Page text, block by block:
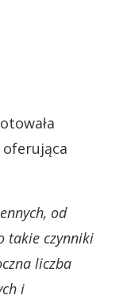
od
takie czynniki
liczba
i